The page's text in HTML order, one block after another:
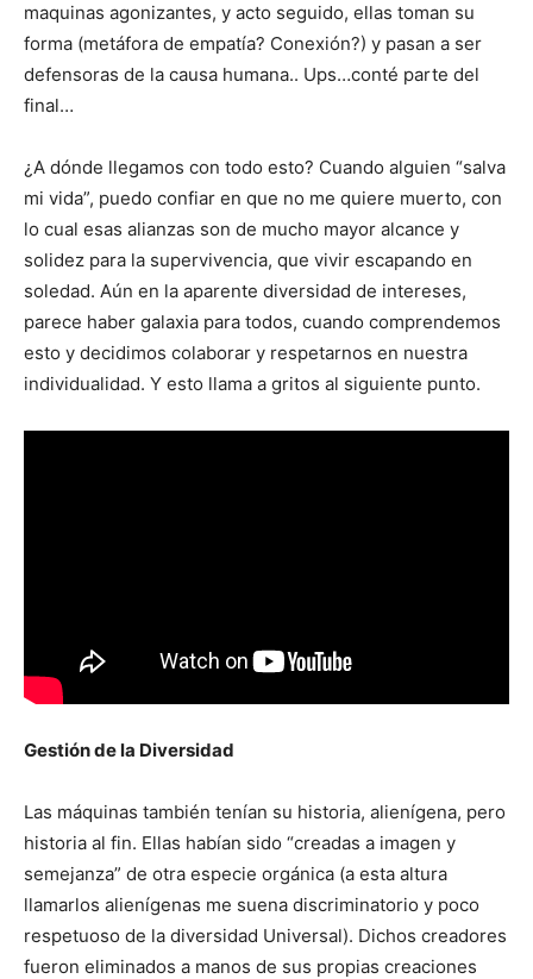
maquinas agonizantes, y acto seguido, ellas toman su
forma (metáfora de empatía? Conexión?) y pasan a ser
defensoras de la causa humana.. Ups…conté parte del
final…
¿A dónde llegamos con todo esto? Cuando alguien “salva
mi vida”, puedo confiar en que no me quiere muerto, con
lo cual esas alianzas son de mucho mayor alcance y
solidez para la supervivencia, que vivir escapando en
soledad. Aún en la aparente diversidad de intereses,
parece haber galaxia para todos, cuando comprendemos
esto y decidimos colaborar y respetarnos en nuestra
individualidad. Y esto llama a gritos al siguiente punto.
Gestión de la Diversidad
Las máquinas también tenían su historia, alienígena, pero
historia al fin. Ellas habían sido “creadas a imagen y
semejanza” de otra especie orgánica (a esta altura
llamarlos alienígenas me suena discriminatorio y poco
respetuoso de la diversidad Universal). Dichos creadores
fueron eliminados a manos de sus propias creaciones